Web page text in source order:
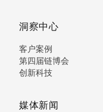
洞察中心
客户案例
第四届链博会
创新科技
媒体新闻